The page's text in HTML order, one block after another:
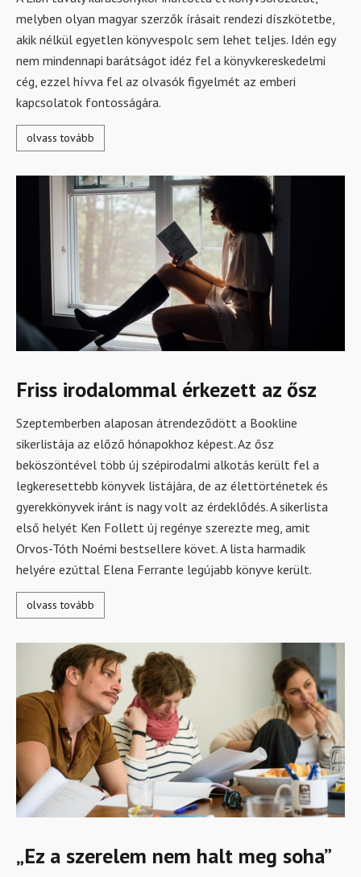
melyben olyan magyar szerzők írásait rendezi díszkötetbe,
akik nélkül egyetlen könyvespolc sem lehet teljes. Idén egy
nem mindennapi barátságot idéz fel a könyvkereskedelmi
cég, ezzel hívva fel az olvasók figyelmét az emberi
kapcsolatok fontosságára.
olvass tovább
Friss irodalommal érkezett az ősz
Szeptemberben alaposan átrendeződött a Bookline
sikerlistája az előző hónapokhoz képest. Az ősz
beköszöntével több új szépirodalmi alkotás került fel a
legkeresettebb könyvek listájára, de az élettörténetek és
gyerekkönyvek iránt is nagy volt az érdeklődés. A sikerlista
első helyét Ken Follett új regénye szerezte meg, amit
Orvos-Tóth Noémi bestsellere követ. A lista harmadik
helyére ezúttal Elena Ferrante legújabb könyve került.
olvass tovább
„Ez a szerelem nem halt meg soha”